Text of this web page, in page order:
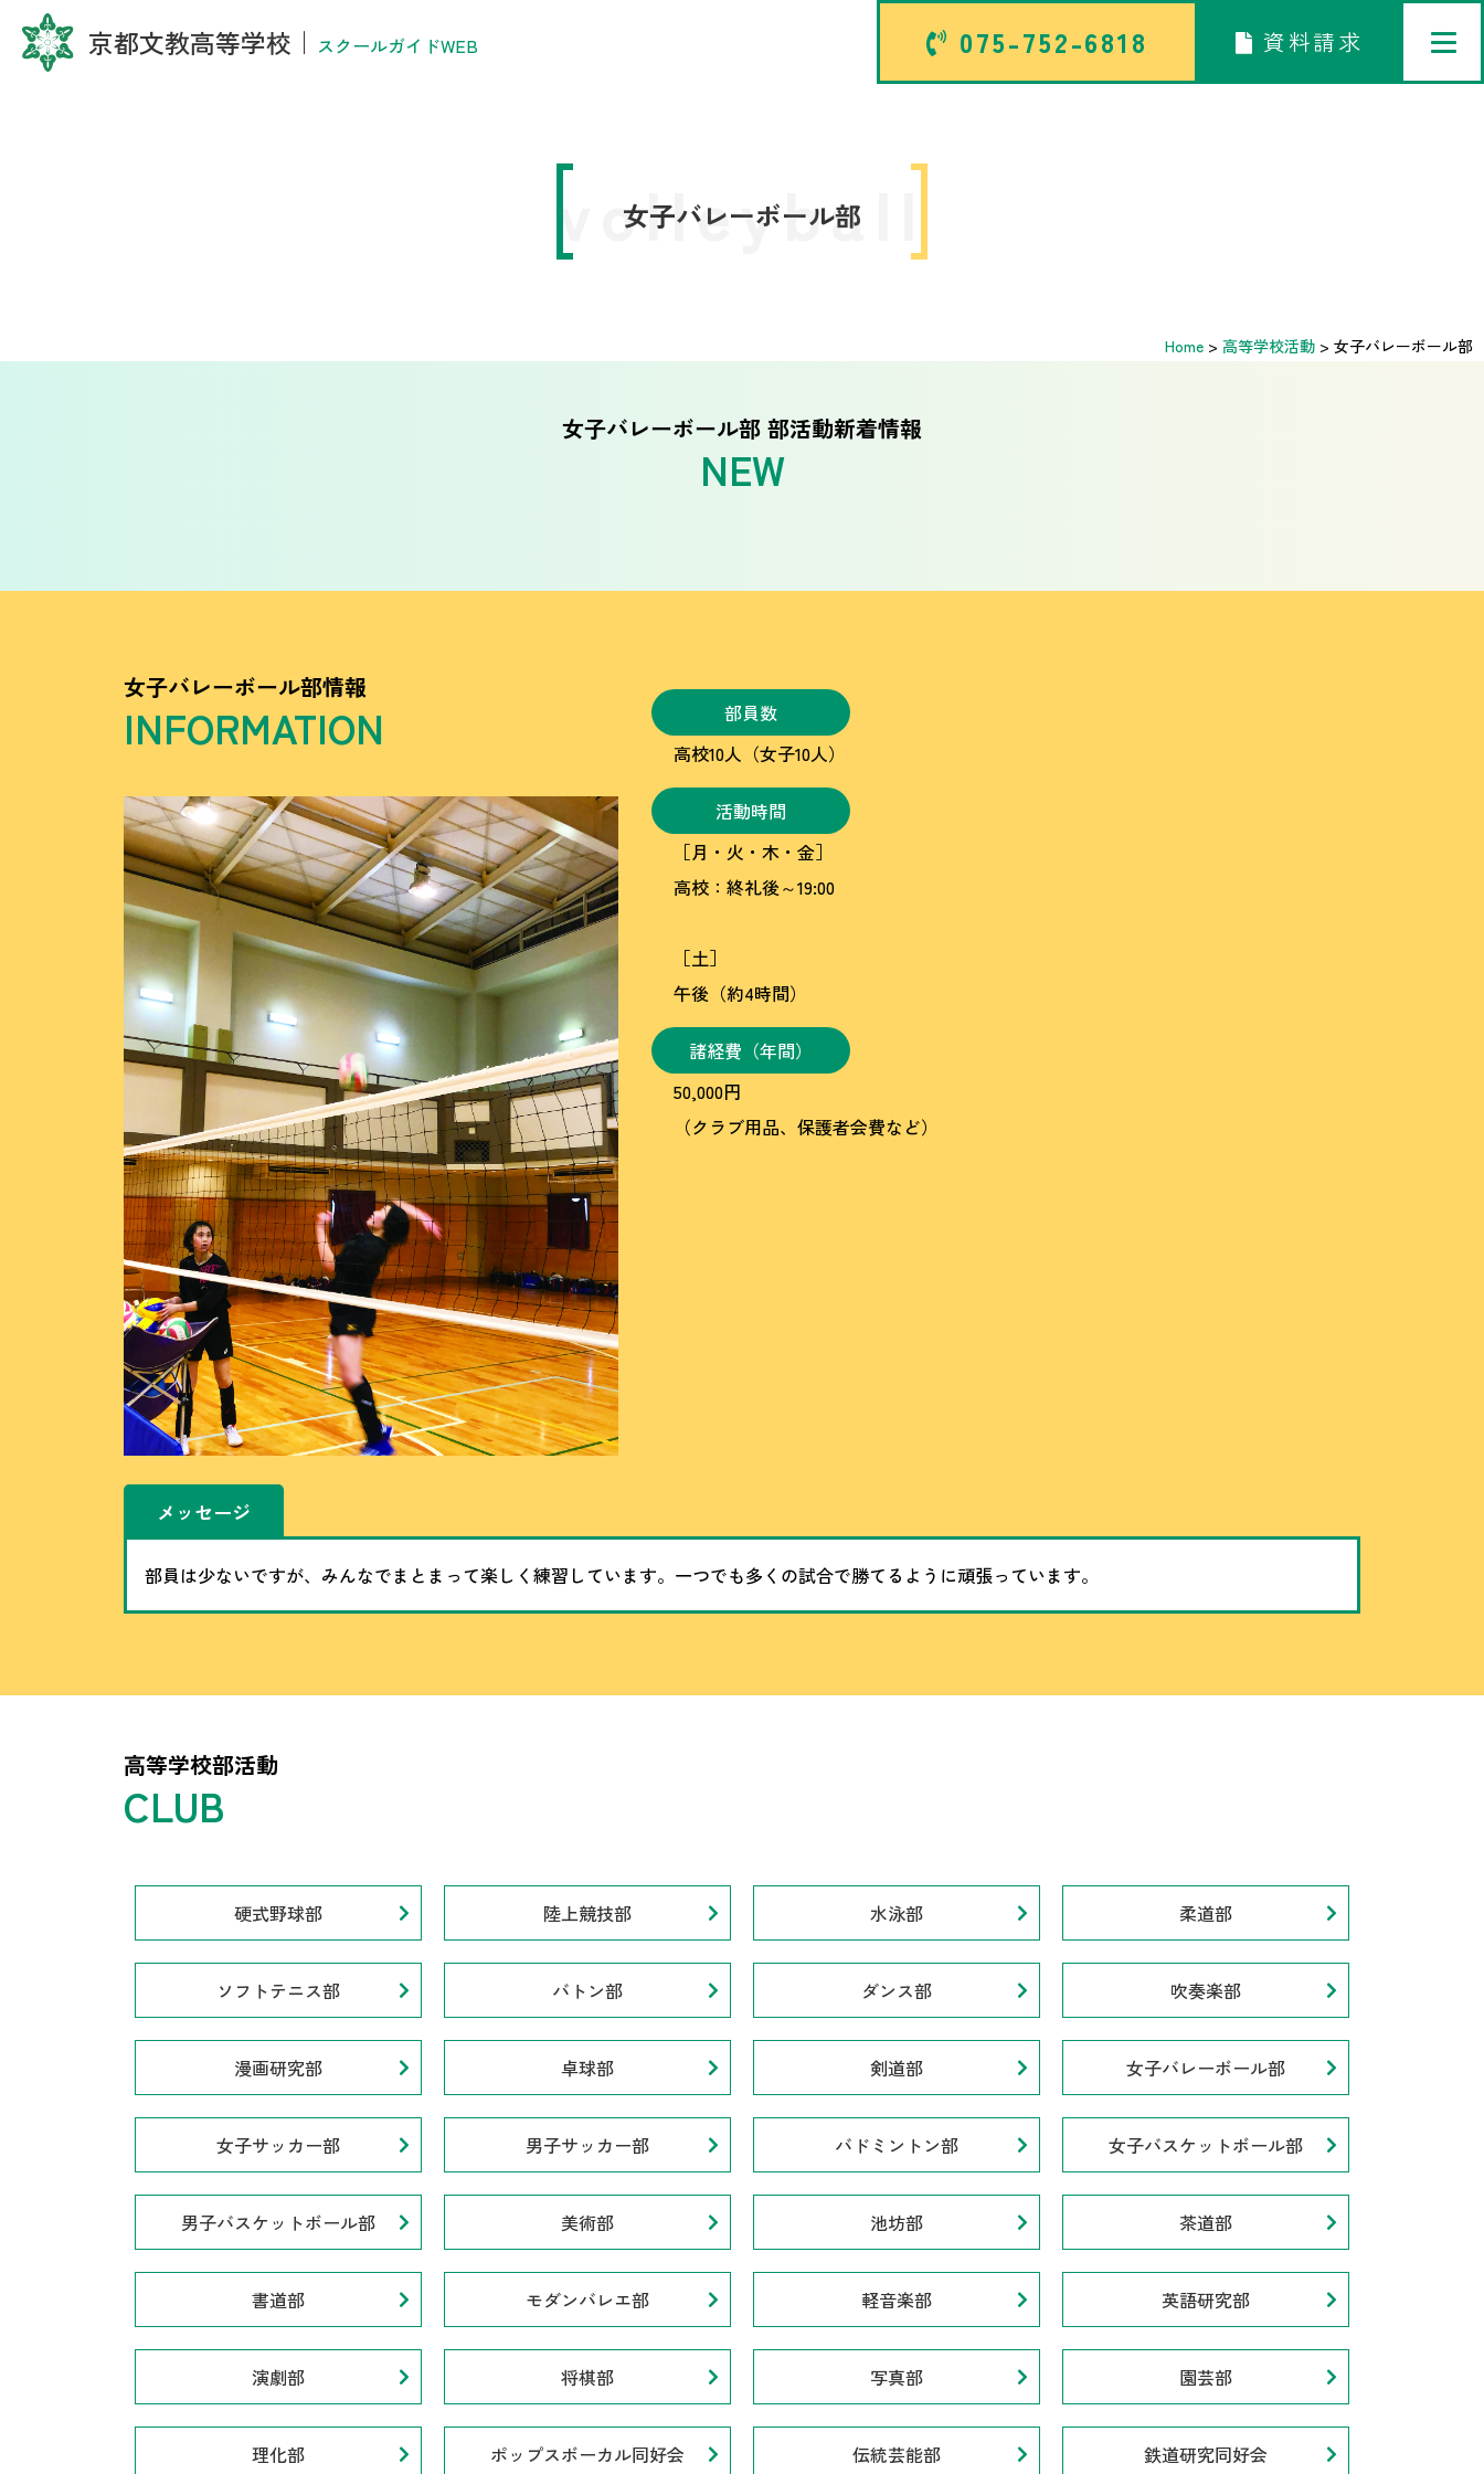
京都文教高等学校 ｜ スクールガイドWEB 075-752-6818 資料請求
女子バレーボール部
volleyball
Home > 高等学校活動 > 女子バレーボール部
女子バレーボール部 部活動新着情報
女子バレーボール部情報
部員数
高校10人（女子10人）
活動時間
［月・火・木・金］
高校：終礼後～19:00
［土］
午後（約4時間）
諸経費（年間）
50,000円
（クラブ用品、保護者会費など）
メッセージ
部員は少ないですが、みんなでまとまって楽しく練習しています。一つでも多くの試合で勝てるように頑張っています。
高等学校部活動
硬式野球部 陸上競技部 水泳部 柔道部
ソフトテニス部 バトン部 ダンス部 吹奏楽部
漫画研究部 卓球部 剣道部 女子バレーボール部
女子サッカー部 男子サッカー部 バドミントン部 女子バスケットボール部
男子バスケットボール部 美術部 池坊部 茶道部
書道部 モダンバレエ部 軽音楽部 英語研究部
演劇部 将棋部 写真部 園芸部
理化部 ポップスボーカル同好会 伝統芸能部 鉄道研究同好会